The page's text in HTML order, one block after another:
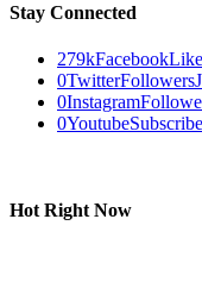
Stay Connected
279kFacebook
0TwitterFollowers
0Instagram
0Youtube
Hot Right Now